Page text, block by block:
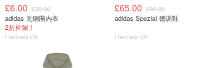
£6.00 £30.00
adidas 无钢圈内衣
2折捡漏！
Flannels UK
£65.00 £90.00
adidas Spezial 德训鞋
Flannels UK